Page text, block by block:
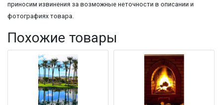
приносим извинения за возможные неточности в описании и
фотографиях товара.
Похожие товары